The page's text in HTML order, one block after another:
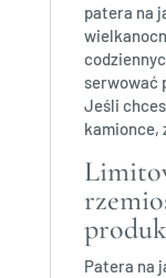
patera na
serwować
Jeśli
kamionce,
Patera na